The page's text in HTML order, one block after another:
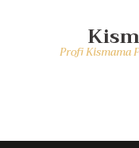
Profi Kismama
ÁRAK/